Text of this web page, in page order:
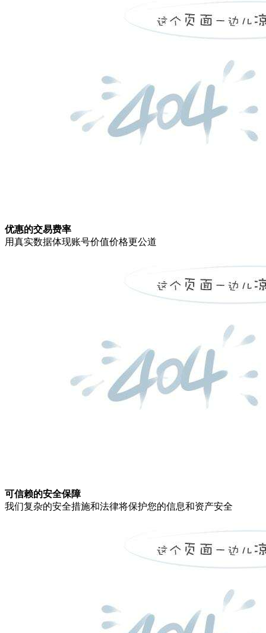
优惠的交易费率
用真实数据体现账号价值价格更公道
可信赖的安全保障
我们复杂的安全措施和法律将保护您的信息和资产安全